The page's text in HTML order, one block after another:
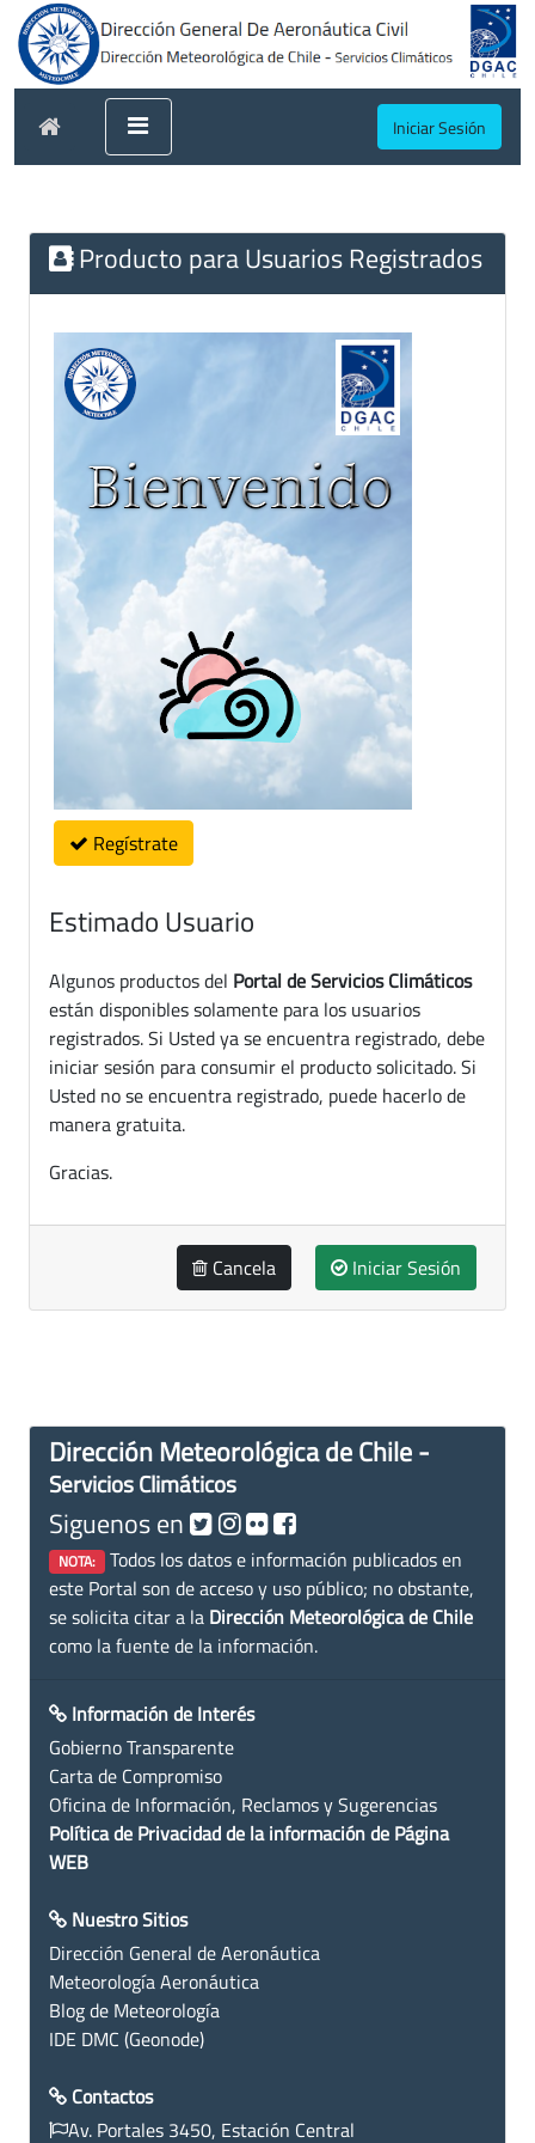
Iniciar Sesión
Producto para Usuarios Registrados
Regístrate
Estimado Usuario
Algunos productos del Portal de Servicios Climáticos
están disponibles solamente para los usuarios
registrados. Si Usted ya se encuentra registrado, debe
iniciar sesión para consumir el producto solicitado. Si
Usted no se encuentra registrado, puede hacerlo de
manera gratuita.
Gracias.
Cancela Iniciar Sesión
Dirección Meteorológica de Chile -
Servicios Climáticos
Siguenos en
NOTA: Todos los datos e información publicados en
este Portal son de acceso y uso público; no obstante,
se solicita citar a la Dirección Meteorológica de Chile
como la fuente de la información.
Información de Interés
Gobierno Transparente
Carta de Compromiso
Oficina de Información, Reclamos y Sugerencias
Política de Privacidad de la información de Página
WEB
Nuestro Sitios
Dirección General de Aeronáutica
Meteorología Aeronáutica
Blog de Meteorología
IDE DMC (Geonode)
Contactos
Av. Portales 3450, Estación Central